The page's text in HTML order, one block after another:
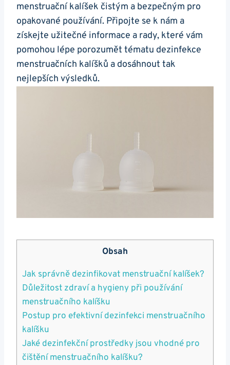
menstruační kalíšek čistým a bezpečným pro
opakované používání. Připojte se k nám a
získejte užitečné informace a rady, které vám
pomohou lépe porozumět tématu dezinfekce
menstruačních kalíšků a dosáhnout tak
nejlepších výsledků.
Obsah
Jak správně dezinfikovat menstruační kalíšek?
Důležitost zdraví a hygieny při používání
menstruačního kalíšku
Postup pro efektivní dezinfekci menstruačního
kalíšku
Jaké dezinfekční prostředky jsou vhodné pro
čištění menstruačního kalíšku?